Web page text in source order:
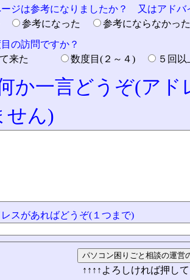
ージは参考になりましたか？ 又はアドバ
参考になった
参考にならなか
の訪問ですか？
て来た
数度目(２～４) ５回
か一言どうぞ(ア
せん)
スがあればどうぞ(１つまで)
↑↑↑↑よろしければ押し